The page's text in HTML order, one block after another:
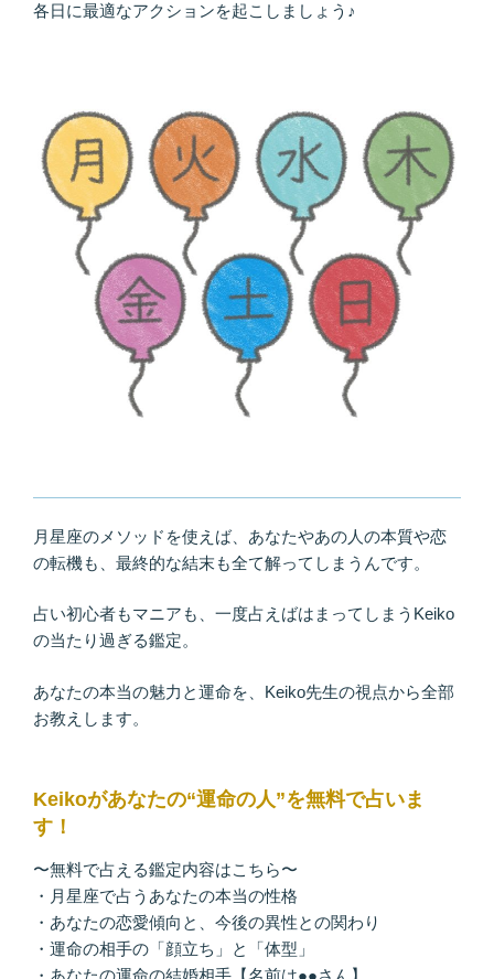
各日に最適なアクションを起こしましょう♪
月星座のメソッドを使えば、あなたやあの人の本質や恋
の転機も、最終的な結末も全て解ってしまうんです。
占い初心者もマニアも、一度占えばはまってしまうKeiko
の当たり過ぎる鑑定。
あなたの本当の魅力と運命を、Keiko先生の視点から全部
お教えします。
Keikoがあなたの“運命の人”を無料で占いま
す！
〜無料で占える鑑定内容はこちら〜
・月星座で占うあなたの本当の性格
・あなたの恋愛傾向と、今後の異性との関わり
・運命の相手の「顔立ち」と「体型」
・あなたの運命の結婚相手【名前は●●さん】